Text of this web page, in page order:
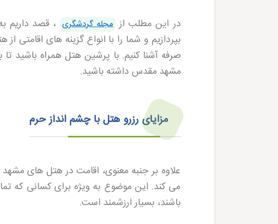
در این مطلب از مجله گردشگری ، قصد داریم
صرفه آشنا کنیم. با پرشین هتل همراه باشید
مشهد مقدس داشته باشید.
مزایای رزرو هتل با چشم انداز حرم
علاوه بر جنبه معنوی، اقامت در هتل های
می‌ کند. این موضوع به ویژه برای کسانی که
باشند، بسیار ارزشمند است.